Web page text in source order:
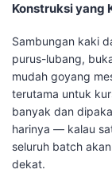
Konstruksi yang
Sambungan kaki
purus-lubang,
mudah goyang
terutama untuk
banyak dan
harinya — kalau
seluruh batch
dekat.